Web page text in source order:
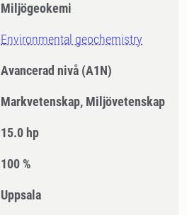
Miljögeokemi
Environmental geochemistry
Avancerad nivå (A1N)
Markvetenskap, Miljövetenskap
15.0 hp
100 %
Uppsala